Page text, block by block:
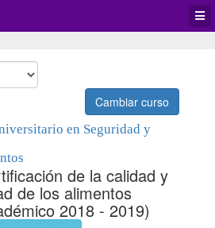
Cambiar curso
en Seguridad y
de la calidad y
de los alimentos
2018 - 2019)